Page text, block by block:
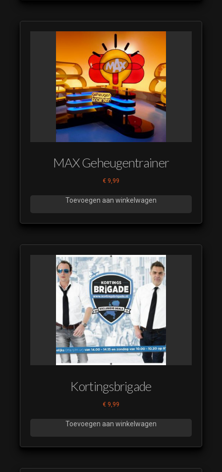
MAX Geheugentrainer
€ 9,99
Toevoegen aan winkelwagen
Kortingsbrigade
€ 9,99
Toevoegen aan winkelwagen